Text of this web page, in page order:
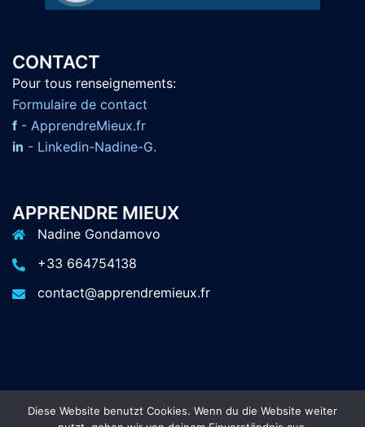
CONTACT
Pour tous renseignements:
Formulaire de contact
f - ApprendreMieux.fr
in - Linkedin-Nadine-G.
APPRENDRE MIEUX
Nadine Gondamovo
+33 664754138
contact@apprendremieux.fr
Diese Website benutzt Cookies. Wenn du die Website weiter